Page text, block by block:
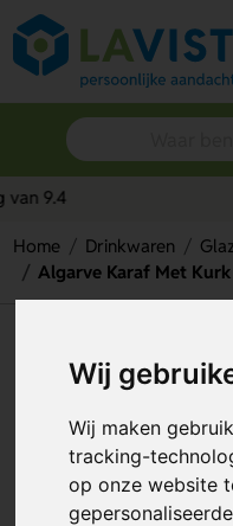
Wij
Wij maken
tracking-
op onze website
Home Drinkwaren
Algarve Karaf Met Kurk
Algarve
Artikelnummer: